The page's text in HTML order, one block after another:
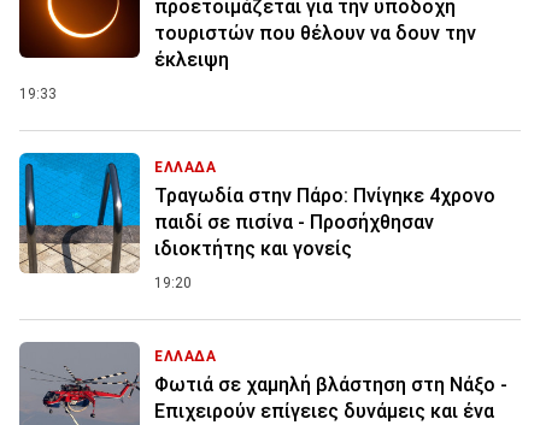
προετοιμάζεται για την υποδοχή
τουριστών που θέλουν να δουν την
έκλειψη
19:33
ΕΛΛΑΔΑ
Τραγωδία στην Πάρο: Πνίγηκε 4χρονο
παιδί σε πισίνα - Προσήχθησαν
ιδιοκτήτης και γονείς
19:20
ΕΛΛΑΔΑ
Φωτιά σε χαμηλή βλάστηση στη Νάξο -
Επιχειρούν επίγειες δυνάμεις και ένα